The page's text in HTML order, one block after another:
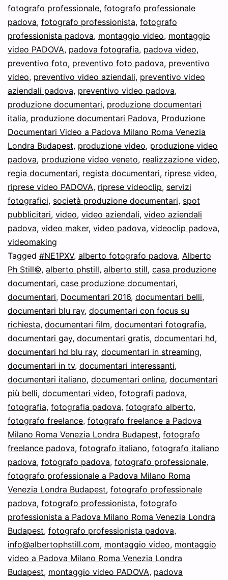
fotografo professionale, fotografo professionale
padova, fotografo professionista, fotografo
professionista padova, montaggio video, montaggio
video PADOVA, padova fotografia, padova video,
preventivo foto, preventivo foto padova, preventivo
video, preventivo video aziendali, preventivo video
aziendali padova, preventivo video padova,
produzione documentari, produzione documentari
italia, produzione documentari Padova, Produzione
Documentari Video a Padova Milano Roma Venezia
Londra Budapest, produzione video, produzione video
padova, produzione video veneto, realizzazione video,
regia documentari, regista documentari, riprese video,
riprese video PADOVA, riprese videoclip, servizi
fotografici, società produzione documentari, spot
pubblicitari, video, video aziendali, video aziendali
padova, video maker, video padova, videoclip padova,
videomaking
Tagged #NE1PXV, alberto fotografo padova, Alberto
Ph Still©, alberto phstill, alberto still, casa produzione
documentari, case produzione documentari,
documentari, Documentari 2016, documentari belli,
documentari blu ray, documentari con focus su
richiesta, documentari film, documentari fotografia,
documentari gay, documentari gratis, documentari hd,
documentari hd blu ray, documentari in streaming,
documentari in tv, documentari interessanti,
documentari italiano, documentari online, documentari
più belli, documentari video, fotografi padova,
fotografia, fotografia padova, fotografo alberto,
fotografo freelance, fotografo freelance a Padova
Milano Roma Venezia Londra Budapest, fotografo
freelance padova, fotografo italiano, fotografo italiano
padova, fotografo padova, fotografo professionale,
fotografo professionale a Padova Milano Roma
Venezia Londra Budapest, fotografo professionale
padova, fotografo professionista, fotografo
professionista a Padova Milano Roma Venezia Londra
Budapest, fotografo professionista padova,
info@albertophstill.com, montaggio video, montaggio
video a Padova Milano Roma Venezia Londra
Budapest, montaggio video PADOVA, padova